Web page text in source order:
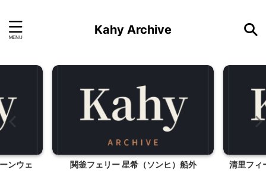
Kahy Archive
ンウェ 関釜フェリー 星希（ソンヒ）船外 清里フィ